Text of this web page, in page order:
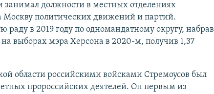
занимал должности в местных отделениях
Москву политических движений и партий.
раду в 2019 году по одномандатному округу, набрав
на выборах мэра Херсона в 2020-м, получив 1,37
области российскими войсками Стремоусов был
пророссийских деятелей. Он первым из